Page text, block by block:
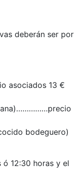
deberán ser por
asociados 13 €
bodeguero)
ó 12:30 horas y el